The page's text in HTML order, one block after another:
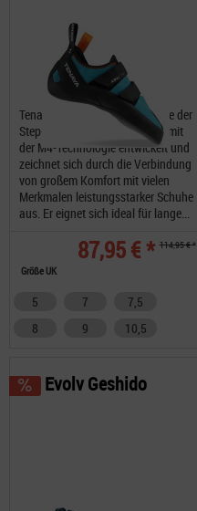
Tenaya Arai wie andere Modelle der
Step-Up-Linie wurde der ARAI mit
der M4-Technologie entwickelt und
zeichnet sich durch die Verbindung
von großem Komfort mit vielen
Merkmalen leistungsstarker Schuhe
aus. Er eignet sich ideal für lange...
87,95 € * 114,95 € *
Größe UK
5 7
7,5
8
9 10,5
Evolv Geshido